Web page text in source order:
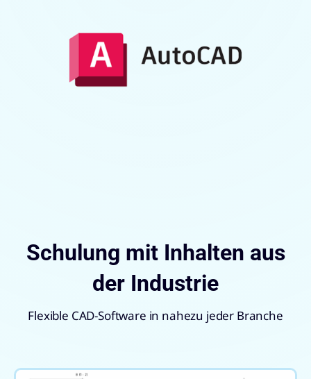
Schulung mit Inhalten aus
der Industrie
Flexible CAD-Software in nahezu jeder Branche